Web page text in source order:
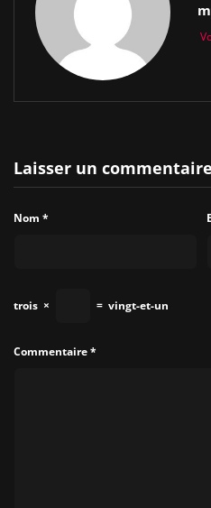
Laisser un commentaire
Nom *
trois × = vingt-et-un
Commentaire*